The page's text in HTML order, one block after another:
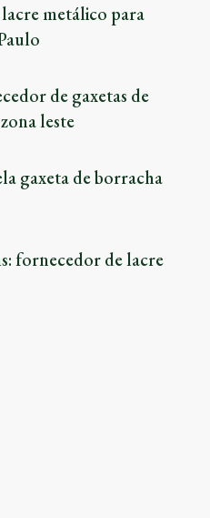
metálico para
de gaxetas de
leste
gaxeta de borracha
fornecedor de lacre